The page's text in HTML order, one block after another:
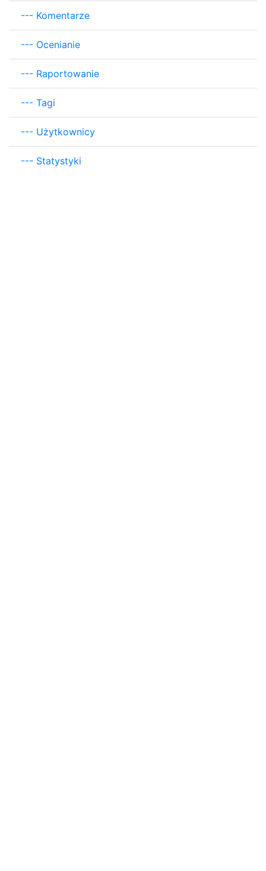
--- Komentarze
--- Ocenianie
--- Raportowanie
--- Tagi
--- Użytkownicy
--- Statystyki